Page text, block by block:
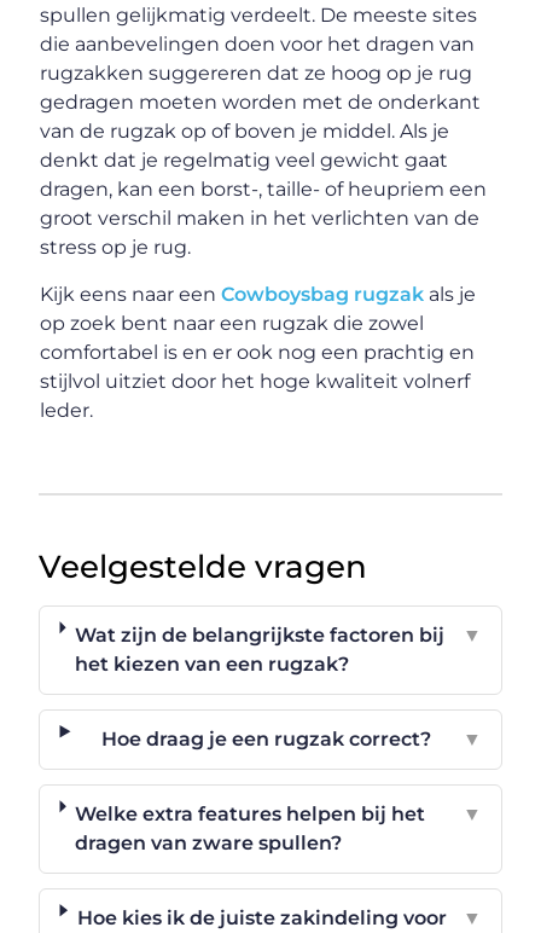
spullen gelijkmatig verdeelt. De meeste sites
die aanbevelingen doen voor het dragen van
rugzakken suggereren dat ze hoog op je rug
gedragen moeten worden met de onderkant
van de rugzak op of boven je middel. Als je
denkt dat je regelmatig veel gewicht gaat
dragen, kan een borst-, taille- of heupriem een
groot verschil maken in het verlichten van de
stress op je rug.
Kijk eens naar eenCowboysbag rugzak als je
op zoek bent naar een rugzak die zowel
comfortabel is en er ook nog een prachtig en
stijlvol uitziet door het hoge kwaliteit volnerf
leder.
Veelgestelde vragen
Wat zijn de belangrijkste factoren bij
het kiezen van een rugzak?
▼
Hoe draag je een rugzak correct? ▼
Welke extra features helpen bij het
dragen van zware spullen?
▼
Hoe kies ik de juiste zakindeling voor
▼